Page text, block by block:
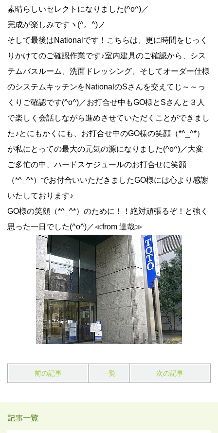
素晴らしいセレクトになりました(^o^)／
完成が楽しみですヽ(^。^)ノ
そして最後はNationalです！こちらは、更に時間をじっく
りかけてのご確認作業です♪室内建具のご確認から、シス
テムバスルーム、洗面ドレッシング、そしてオーダー仕様
のシステムキッチンをNationalのSさんを交えてじ～～っ
くりご確認です(^o^)／お打合せ中もGO様とSさんと３人
で楽しく会話しながら進めさせていただくことができまし
た♪とにもかくにも、お打合せ中のGO様の笑顔（*^_^*）
が私にとっての最大の元気の源になりました(^o^)／大変
ご多忙の中、ハードスケジュールのお打合せに笑顔
（*^_^*）でお付合いいただきましたGO様には心より感謝
いたしております♪
GO様の笑顔（*^_^*）のために！！絶対頑張るぞ！と強く
思った一日でした(^o^)／≪from 達哉≫
前の記事 一覧 次の記事
記事一覧